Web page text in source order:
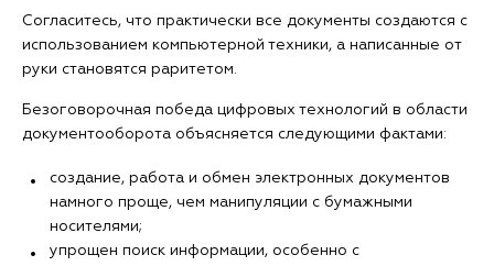
Согласитесь, что практически все документы создаются с
использованием компьютерной техники, а написанные от
руки становятся раритетом.
Безоговорочная победа цифровых технологий в области
документооборота объясняется следующими фактами:
создание, работа и обмен электронных документов
намного проще, чем манипуляции с бумажными
носителями;
упрощен поиск информации, особенно с